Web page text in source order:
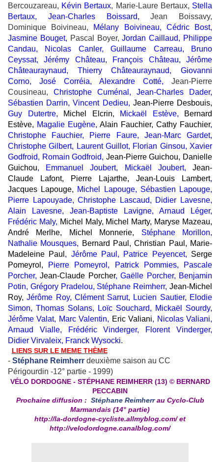
Bercouzareau, Kévin Bertaux, Marie-Laure Bertaux, Stella
Bertaux, Jean-Charles Boissard, Jean Boissavy,
Dominique Boivineau, Mélany Boivineau,
Cédric Bost,
Jasmine Bouget, Pascal Boyer,Jordan Caillaud, Philippe
Candau, Nicolas Canler, Guillaume Carreau, Bruno
Ceyssat, Jérémy Château, François Château, Jérôme
Châteauraynaud, Thierry Châteauraynaud, Giovanni
Corno, José Corréia, Alexandre Cotté, Jean-Pierre
Cousineau, Christophe Cuménal, Jean-Charles Dader,
Sébastien Darrin, Vincent Dedieu, Jean-Pierre Desbouis,
Guy Dutertre,
Michel Elcrin, Mickaël Estève,
Bernard
Estève, Magalie Eugène, Alain Fauchier, Cathy Fauchier,
Christophe Fauchier, Pierre Faure, Jean-Marc Gardet,
Christophe Gilbert, Laurent Guillot, Florian Ginsou, Xavier
Godfroid, Romain Godfroid, Jean-Pierre Guichou, Danielle
Guichou, Emmanuel Joubert, Mickaël Joubert, Jean-
Claude Lafont, Pierre Lajarthe, Jean-Louis Lambert,
Jacques Lapouge, Michel Lapouge, Sébastien Lapouge,
Pierre Lapouyade, Christophe Lascaud, Didier Lavesne,
Alain Lavesne, Jean-Baptiste Lavigne, Arnaud Léger,
Frédéric Maly, Michel Maly, Michel Marty, Maryse Mazeau,
André Merlhe, Michel Monnerie, Stéphane Morillon,
Nathalie Mousques, Bernard Paul, Christian Paul, Marie-
Madeleine Paul , Jérôme Paul, Patrice Peyencet, Serge
Pomeyrol, Pierre Pomeyrol, Patrick Pommies, Pascale
Porcher,Jean-Claude Porcher, Gaëlle Porcher, Benjamin
Potin, Grégory Pradelou, Stéphane Reimherr, Jean-Michel
Roy, Jérôme Roy, Clément Sarrut, Lucien Sautier, Elodie
Simon, Thomas Solans, Loïc Souchard, Mickaël Sourdy,
Jérôme Valat, Marc Valentin, Eric Valiani, Nicolas Valiani,
Arnaud Vialle, Frédéric Vinderger, Florent Vinderger,
Didier Virvaleix, Franck Wysocki.
LIENS SUR LE MEME THÈME
- Stéphane Reimherr deuxième saison au CC
Périgourdin -12° partie - 1999)
VÉLO DORDOGNE - STÉPHANE REIMHERR (13) © BERNARD
PECCABIN
Prochaine diffusion : Stéphane Reimherrau Cyclo-Club
Marmandais (14° partie)
http://la-dordogne-cycliste.allmyblog.com/et
http://velodordogne.canalblog.com/